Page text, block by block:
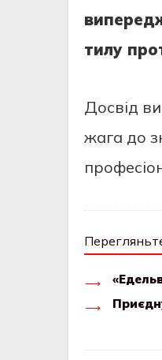
тилу
Досвід
жага до